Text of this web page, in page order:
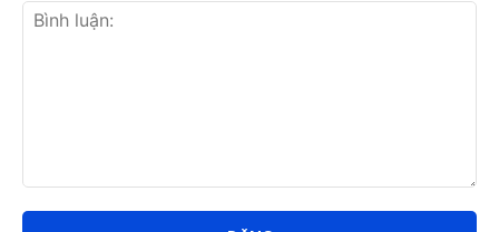
luận: